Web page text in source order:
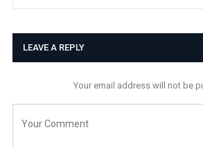
LEAVE A REPLY
Your email address will not be